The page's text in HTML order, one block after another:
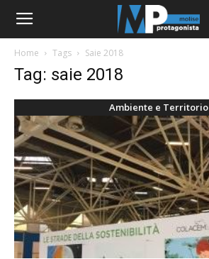
Home Tags Saie 2018
Tag: saie 2018
Ambiente e Territorio